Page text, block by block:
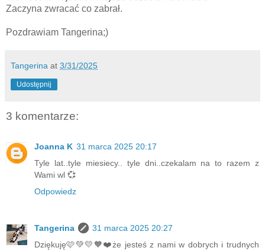
Zaczyna zwracać co zabrał.
Pozdrawiam Tangerina;)
Tangerina at 3/31/2025
Udostępnij
3 komentarze:
Joanna K 31 marca 2025 20:17
Tyle lat..tyle miesiecy.. tyle dni..czekalam na to razem z
Wami wl 💞
Odpowiedz
Tangerina
31 marca 2025 20:27
Dziękuję🩷💚💛🧡❤️że jesteś z nami w dobrych i trudnych